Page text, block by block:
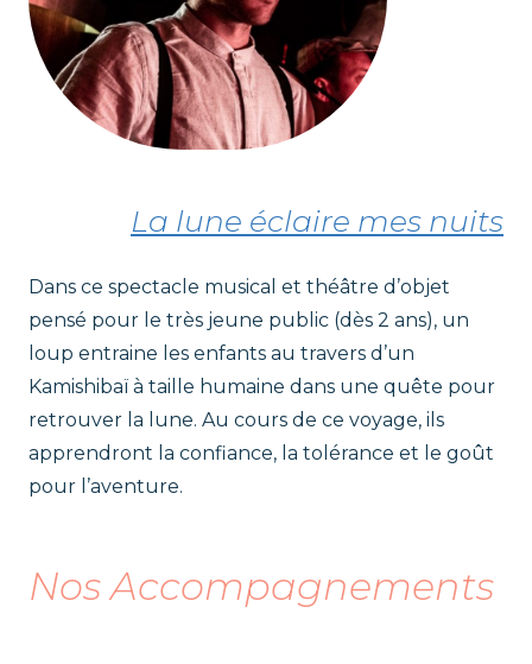
La lune éclaire mes nuits
Dans ce spectacle musical et théâtre d’objet
pensé pour le très jeune public (dès 2 ans), un
loup entraine les enfants au travers d’un
Kamishibaï à taille humaine dans une quête pour
retrouver la lune. Au cours de ce voyage, ils
apprendront la confiance, la tolérance et le goût
pour l’aventure.
Nos Accompagnements